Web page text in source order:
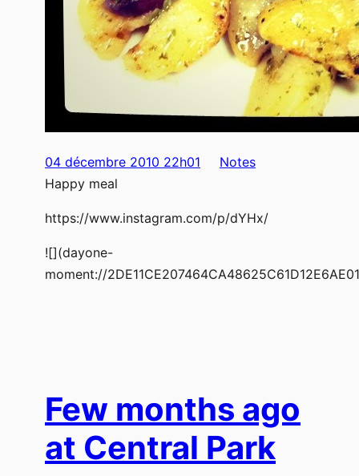
04 décembre 2010 22h01
Notes
Happy meal
https://www.instagram.com/p/dYHx/
![](dayone-
moment://
Few months ago
at Central Park